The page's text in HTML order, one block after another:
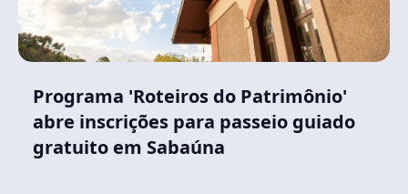
Programa 'Roteiros do Patrimônio'
abre inscrições para passeio guiado
gratuito em Sabaúna